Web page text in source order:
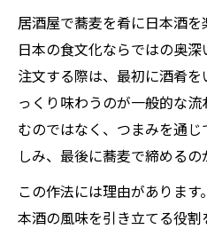
居酒屋で蕎麦を肴に日本酒を
日本の食文化ならではの奥
注文する際は、最初に酒肴
っくり味わうのが一般的な
むのではなく、つまみを通
しみ、最後に蕎麦で締めるの
この作法には理由がありま
本酒の風味を引き立てる役